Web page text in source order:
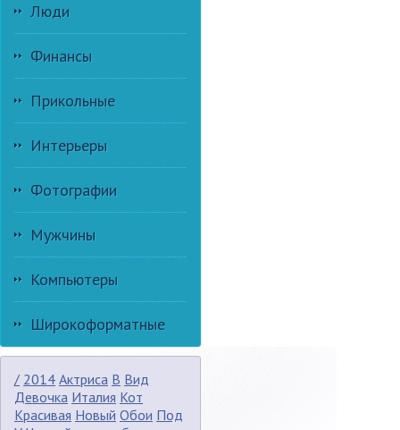
Люди
Финансы
Прикольные
Интерьеры
Фотографии
Мужчины
Компьютеры
Широкоформатные
/ 2014 Актриса В Вид
Девочка Италия Кот
Красивая Новый Обои Под